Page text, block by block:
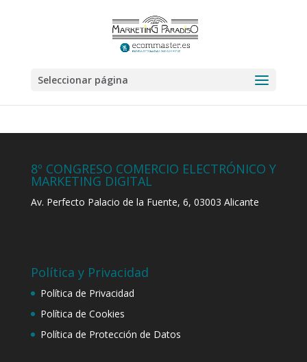
Seleccionar página
8º CONGRESO COMERCIO ELECTRÓNICO Y
MARKETING DIGITAL
Av. Perfecto Palacio de la Fuente, 6, 03003 Alicante
Política y Privacidad
Política de Privacidad
Política de Cookies
Política de Protección de Datos